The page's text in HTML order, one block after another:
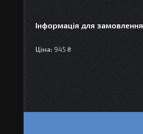
Інформація для замовлення
Ціна: 945 ₴